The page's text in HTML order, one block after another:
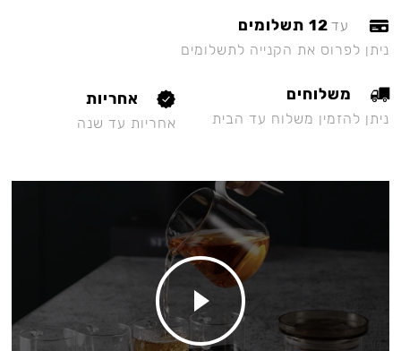
עד 12 תשלומים
ניתן לפרוס את הקנייה לתשלומים
משלוחים
ניתן להזמין משלוח עד הבית
אחריות
אחריות עד שנה